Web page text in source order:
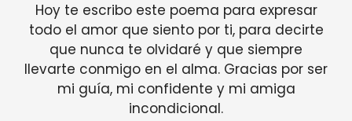
Hoy te escribo este poema para expresar
todo el amor que siento por ti, para decirte
que nunca te olvidaré y que siempre
llevarte conmigo en el alma. Gracias por ser
mi guía, mi confidente y mi amiga
incondicional.